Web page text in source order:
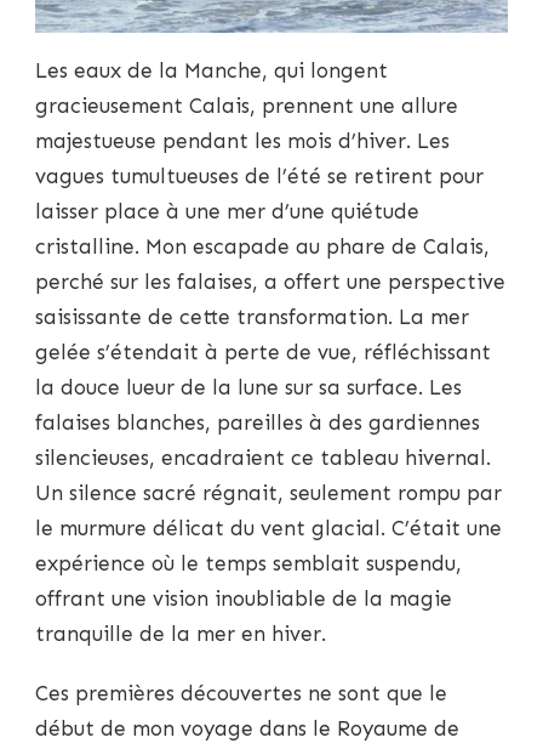
Les eaux de la Manche, qui longent
gracieusement Calais, prennent une allure
majestueuse pendant les mois d’hiver. Les
vagues tumultueuses de l’été se retirent pour
laisser place à une mer d’une quiétude
cristalline. Mon escapade au phare de Calais,
perché sur les falaises, a offert une perspective
saisissante de cette transformation. La mer
gelée s’étendait à perte de vue, réfléchissant
la douce lueur de la lune sur sa surface. Les
falaises blanches, pareilles à des gardiennes
silencieuses, encadraient ce tableau hivernal.
Un silence sacré régnait, seulement rompu par
le murmure délicat du vent glacial. C’était une
expérience où le temps semblait suspendu,
offrant une vision inoubliable de la magie
tranquille de la mer en hiver.
Ces premières découvertes ne sont que le
début de mon voyage dans le Royaume de